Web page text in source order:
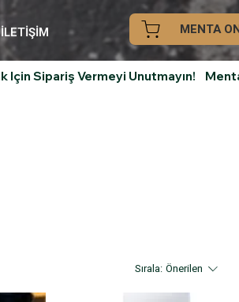
İLETİŞİM MENTA
Için Sipariş Vermeyi Unutmayın!
Sırala: Önerilen